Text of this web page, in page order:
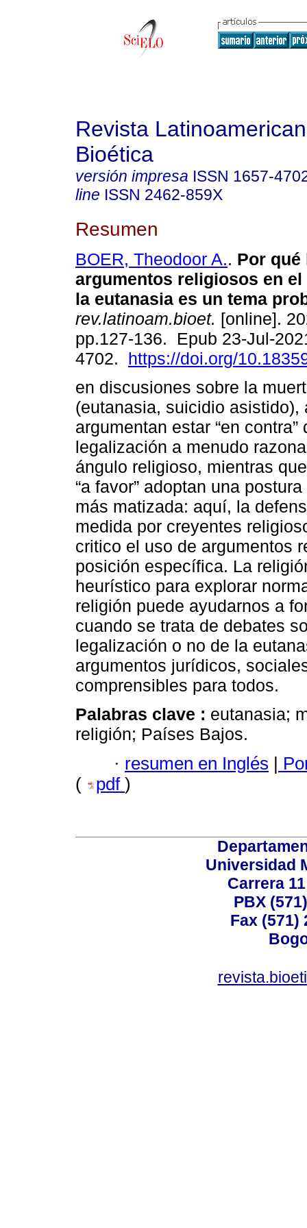
Revista
Bioética
versión impresa ISSN 1657-
line ISSN 2462-859X
Resumen
BOER, Theodoor A.. Por qué
argumentos religiosos en el
la eutanasia es un tema
rev.latinoam.bioet. [online].
pp.127-136. Epub 23-Jul-
4702. https://doi.org/
en discusiones sobre la
(eutanasia, suicidio asistido),
argumentan estar “en contra”
legalización a menudo
ángulo religioso, mientras
“a favor” adoptan una
más matizada: aquí, la
medida por creyentes
critico el uso de argumentos
posición específica. La
heurístico para explorar
religión puede ayudarnos a
cuando se trata de debates
legalización o no de la
argumentos jurídicos,
comprensibles para todos.
Palabras clave : eutanasia;
religión; Países Bajos.
· resumen en Inglés |
(
pdf )
Universidad
Carrera
PBX
Fax (571)